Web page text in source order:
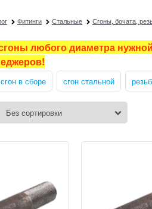
Фитинги Стальные Сгоны, бочата,
любого диаметра
сгон в сборе сгон стальной